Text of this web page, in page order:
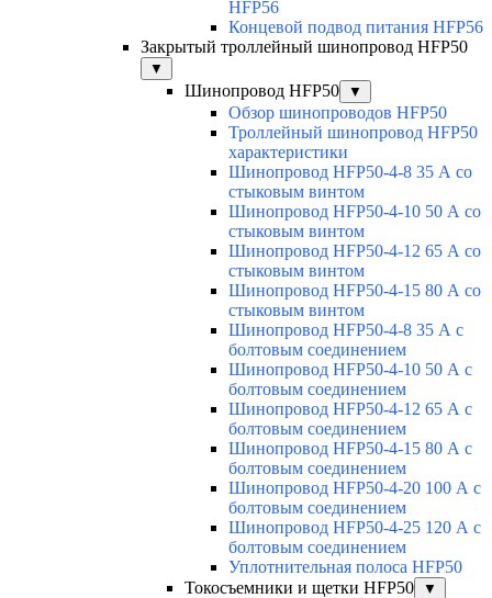
HFP56
Концевой подвод питания HFP56
Закрытый троллейный шинопровод HFP50
▼
Шинопровод HFP50 ▼
Обзор шинопроводов HFP50
Троллейный шинопровод HFP50
характеристики
Шинопровод HFP50-4-8 35 А со
стыковым винтом
Шинопровод HFP50-4-10 50 А со
стыковым винтом
Шинопровод HFP50-4-12 65 А со
стыковым винтом
Шинопровод HFP50-4-15 80 А со
стыковым винтом
Шинопровод HFP50-4-8 35 А с
болтовым соединением
Шинопровод HFP50-4-10 50 А с
болтовым соединением
Шинопровод HFP50-4-12 65 А с
болтовым соединением
Шинопровод HFP50-4-15 80 А с
болтовым соединением
Шинопровод HFP50-4-20 100 А с
болтовым соединением
Шинопровод HFP50-4-25 120 А с
болтовым соединением
Уплотнительная полоса HFP50
Токосъемники и щетки HFP50
▼